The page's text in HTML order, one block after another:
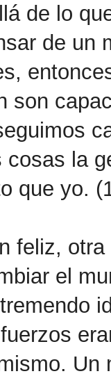
de lo
de un
son
cosas la
que yo.
feliz,
el